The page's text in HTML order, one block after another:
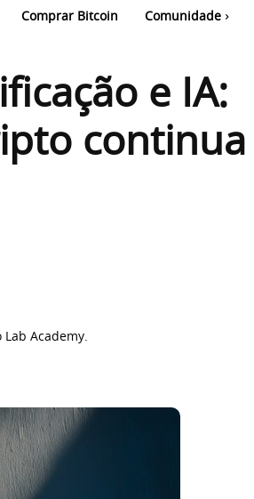
Comprar Bitcoin Comunidade
e IA:
continua
Academy.